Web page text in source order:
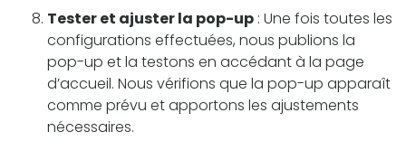
Tester et ajuster la pop-up : Une fois toutes les
configurations effectuées, nous publions la
pop-up et la testons en accédant à la page
d’accueil. Nous vérifions que la pop-up apparaît
comme prévu et apportons les ajustements
nécessaires.